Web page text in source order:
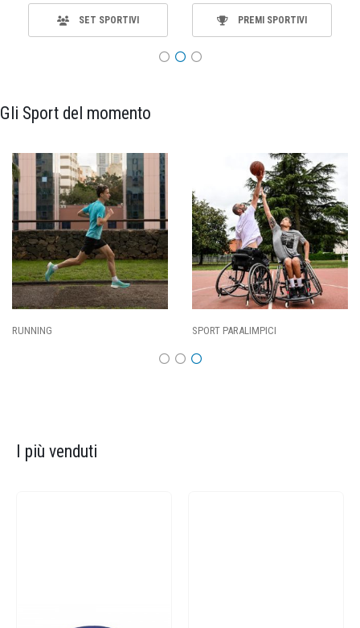
SET SPORTIVI PREMI SPORTIVI
Gli Sport del momento
CALCIO
I più venduti